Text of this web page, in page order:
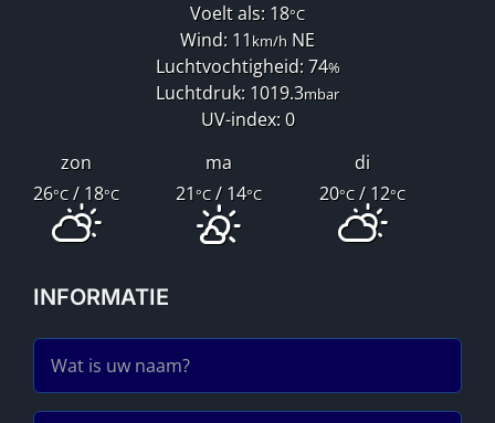
Voelt als: 18°C
Wind: 11km/h NE
Luchtvochtigheid: 74%
Luchtdruk: 1019.3mbar
UV-index: 0
zon
ma
di
26°C / 18°C 21°C / 14°C 20°C/ 12°C
INFORMATIE